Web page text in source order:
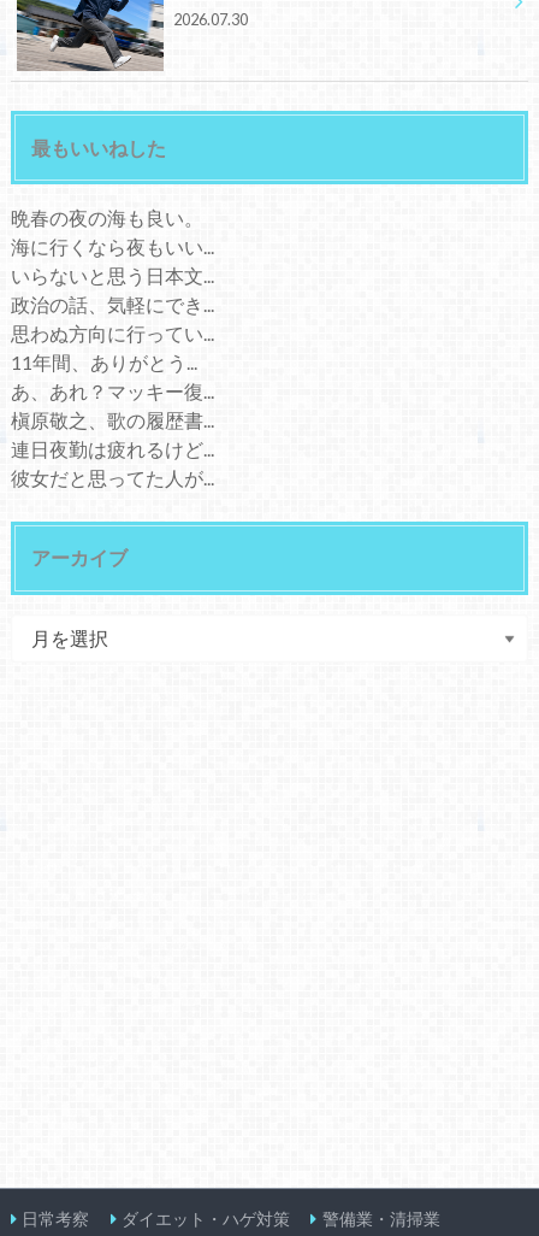
2026.07.30
最もいいねした
晩春の夜の海も良い。
海に行くなら夜もいい...
いらないと思う日本文...
政治の話、気軽にでき...
思わぬ方向に行ってい...
11年間、ありがとう...
あ、あれ？マッキー復...
槇原敬之、歌の履歴書...
連日夜勤は疲れるけど...
彼女だと思ってた人が...
アーカイブ
日常考察 ダイエット・ハゲ対策
警備業・清掃業